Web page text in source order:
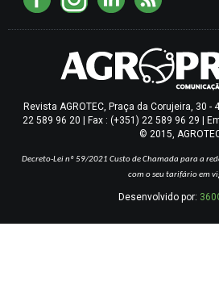
Revista AGROTEC, Praça da Corujeira, 30 -
22 589 96 20 | Fax : (+351) 22 589 96 29 |
© 2015,
Decreto-Lei nº 59/2021 Custo de Chamada para a
com o seu tarifário em
Desenvolvido por: